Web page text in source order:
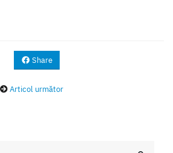
Share
Articol următor